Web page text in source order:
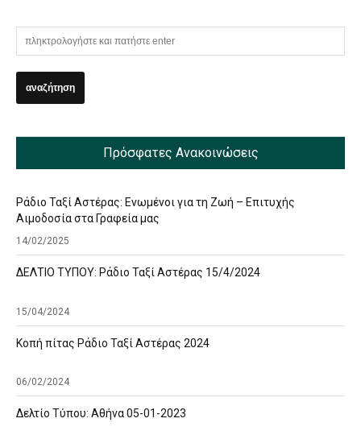
Πρόσφατες Ανακοινώσεις
Ράδιο Ταξί Αστέρας: Ενωμένοι για τη Ζωή – Επιτυχής
Αιμοδοσία στα Γραφεία μας
14/02/2025
ΔΕΛΤΙΟ ΤΥΠΟΥ: Ράδιο Ταξί Αστέρας 15/4/2024
15/04/2024
Κοπή πίτας Ράδιο Ταξί Αστέρας 2024
06/02/2024
Δελτίο Τύπου: Αθήνα 05-01-2023